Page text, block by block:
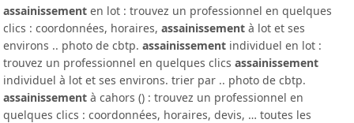
assainissement en lot : trouvez un professionnel en quelques
clics : coordonnées, horaires,assainissement à lot et ses
environs .. photo de cbtp.assainissement individuel en lot :
trouvez un professionnel en quelques clicsassainissement
individuel à lot et ses environs. trier par .. photo de cbtp.
assainissement à cahors () : trouvez un professionnel en
quelques clics : coordonnées, horaires, devis, … toutes les